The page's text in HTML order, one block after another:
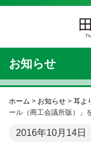
お知らせ
ホーム > お知らせ > 耳よ
ール（商工会議所版）」
2016年10月14日